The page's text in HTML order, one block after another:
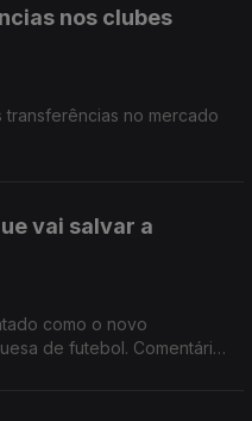
nos clubes
no mercado
vai salvar a
como o novo
de futebol. Comentário